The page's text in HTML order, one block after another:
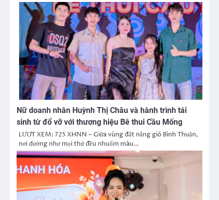
Nữ doanh nhân Huỳnh Thị Châu và hành trình tái
sinh từ đổ vỡ với thương hiệu Bê thui Cầu Mống
LƯỢT XEM: 725 XHNN – Giữa vùng đất nắng gió Bình Thuận,
nơi dường như mọi thứ đều nhuốm màu…